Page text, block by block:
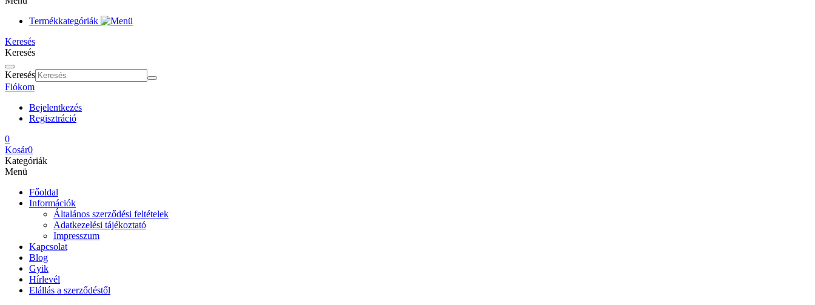
Termékkategóriák
Keresés
Keresés
Keresés
Fiókom
Bejelentkezés
Regisztráció
0
Kosár0
Kategóriák
Menü
Főoldal
Információk
Általános szerződési feltételek
Adatkezelési tájékoztató
Impresszum
Kapcsolat
Blog
Gyik
Hírlevél
Elállás a szerződéstől